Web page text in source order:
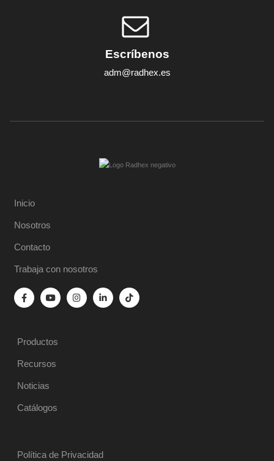
Escríbenos
adm@radhex.es
Inicio
Nosotros
Contacto
Trabaja con nosotros
Productos
Recursos
Noticias
Catálogos
Política de Privacidad